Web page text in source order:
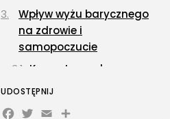
Wpływ wyżu barycznego
na zdrowie i
samopoczucie
Korzystny wpływ na
zdrowie psychiczne
Wpływ na układ
UDOSTĘPNIJ